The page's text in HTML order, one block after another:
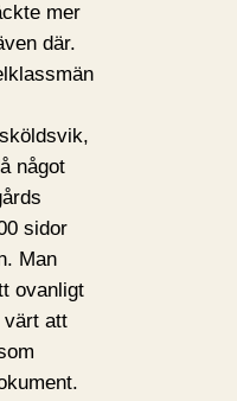
mer
där.
något
sidor
Man
ovanligt
värt att